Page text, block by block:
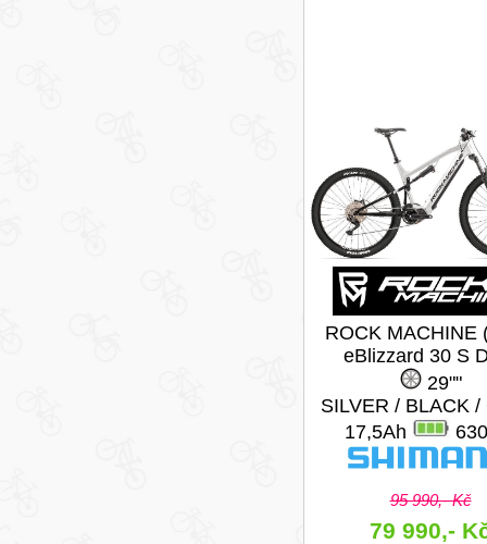
ROCK MACHINE
eBlizzard 30 S
29""
SILVER / BLACK /
17,5Ah
95 990,- Kč
79 990,-